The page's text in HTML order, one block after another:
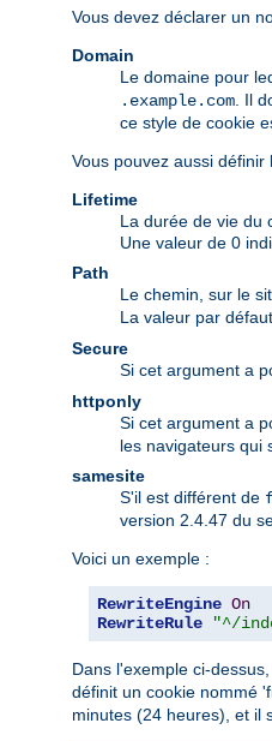
Vous devez déclarer un
Domain
Le domaine pour
.example.com . Il
ce style de cookie
Vous pouvez aussi définir
Lifetime
La durée de vie du
Une valeur de 0
Path
Le chemin, sur le
La valeur par
Secure
Si cet argument a
httponly
Si cet argument a
les navigateurs qui
samesite
S'il est différent de
version 2.4.47 du
Voici un exemple :
RewriteEngine On
RewriteRule
"^/
Dans l'exemple ci-
définit un cookie nommé
minutes (24 heures), et il